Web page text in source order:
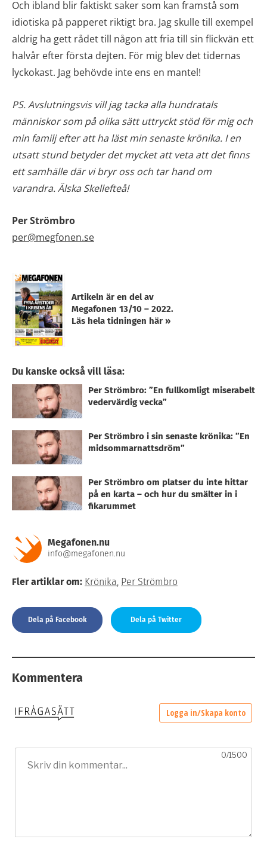
Och ibland blir faktiskt saker som kan framstå som
idiotiska på papperet riktigt bra. Jag skulle till exempel
aldrig ha gett rådet till någon att fria till sin flickvän ett
halvår efter första dejten. För mig blev det tidernas
lyckokast. Jag behövde inte ens en mantel!
PS. Avslutningsvis vill jag tacka alla hundratals
människor som på olika sätt uttryckt stöd för mig och
min familj efter att ha läst min senaste krönika. I en
utsatt stund betyder det mycket att veta att det finns
ett samhälle där vi bryr oss och tar hand om
varandra. Älska Skellefteå!
Per Strömbro
per@megfonen.se
Artikeln är en del av
Megafonen 13/10 – 2022.
Läs hela tidningen här »
Du kanske också vill läsa:
Per Strömbro: ”En fullkomligt miserabelt
vedervärdig vecka”
Per Strömbro i sin senaste krönika: ”En
midsommarnattsdröm”
Per Strömbro om platser du inte hittar
på en karta – och hur du smälter in i
fikarummet
Megafonen.nu
info@megafonen.nu
Fler artiklar om: Krönika, Per Strömbro
Dela på Facebook Dela på Twitter
Kommentera